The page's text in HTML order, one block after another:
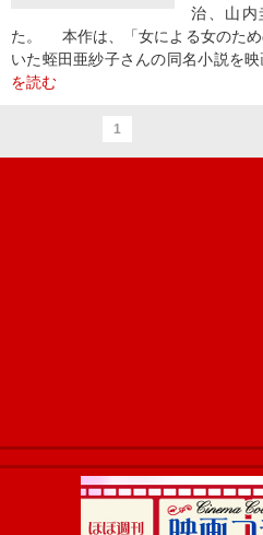
治、山内
た。 本作は、「女による女のた
いた蛭田亜紗子さんの同名小説を
を読む
1